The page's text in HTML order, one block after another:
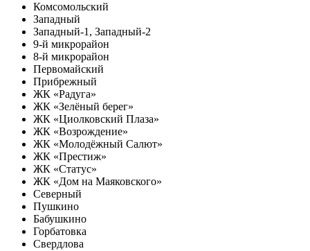
Комсомольский
Западный
Западный-1, Западный-2
9-й микрорайон
8-й микрорайон
Первомайский
Прибрежный
ЖК «Радуга»
ЖК «Зелёный берег»
ЖК «Циолковский Плаза»
ЖК «Возрождение»
ЖК «Молодёжный Салют»
ЖК «Престиж»
ЖК «Статус»
ЖК «Дом на Маяковского»
Северный
Пушкино
Бабушкино
Горбатовка
Свердлова